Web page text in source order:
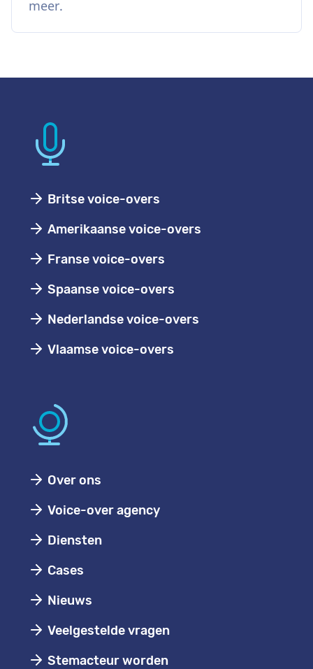
meer.
Britse voice-overs
Amerikaanse voice-overs
Franse voice-overs
Spaanse voice-overs
Nederlandse voice-overs
Vlaamse voice-overs
Over ons
Voice-over agency
Diensten
Cases
Nieuws
Veelgestelde vragen
Stemacteur worden